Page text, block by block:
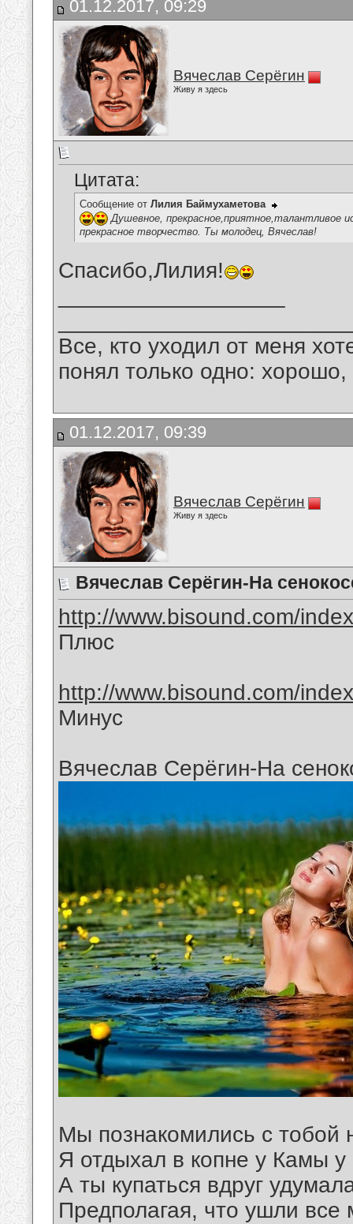
01.12.2017, 09:29
Вячеслав Серёгин
Живу я здесь
Цитата:
Сообщение от Лилия Баймухаметова
Душевное, прекрасное,приятное,талантливое
прекрасное творчество. Ты молодец, Вячеслав!
Спасибо,Лилия!
Все, кто уходил от меня
понял только одно:
01.12.2017, 09:39
Вячеслав Серёгин
Живу я здесь
Вячеслав Серёгин-На
http://www.bisound.com/
Плюс
http://www.bisound.com/
Минус
Вячеслав Серёгин-На
Мы познакомились с тобой
Я отдыхал в копне у Камы у
А ты купаться вдруг
Предполагая, что ушли все